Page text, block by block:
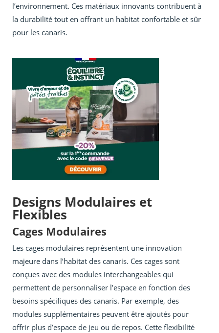
l’environnement. Ces matériaux innovants contribuent à
la durabilité tout en offrant un habitat confortable et sûr
pour les canaris.
Designs Modulaires et
Flexibles
Cages Modulaires
Les cages modulaires représentent une innovation
majeure dans l’habitat des canaris. Ces cages sont
conçues avec des modules interchangeables qui
permettent de personnaliser l’espace en fonction des
besoins spécifiques des canaris. Par exemple, des
modules supplémentaires peuvent être ajoutés pour
offrir plus d’espace de jeu ou de repos. Cette flexibilité